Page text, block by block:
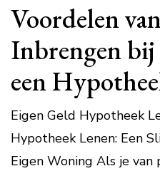
Voordelen
Inbrengen bij
een
Eigen Geld Hypotheek
Hypotheek Lenen: Een
Eigen Woning Als je